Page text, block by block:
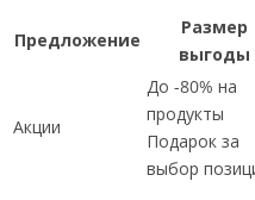
Предложение
Размер
выгоды
Акции
До -80% на
продукты
Подарок за
выбор